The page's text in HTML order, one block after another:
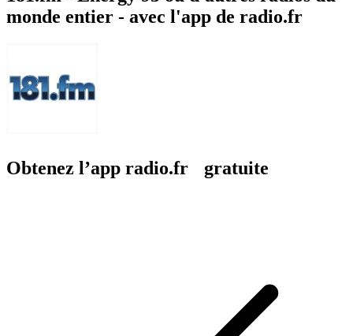
monde entier - avec l'app de radio.fr
Obtenez l’app radio.fr gratuite